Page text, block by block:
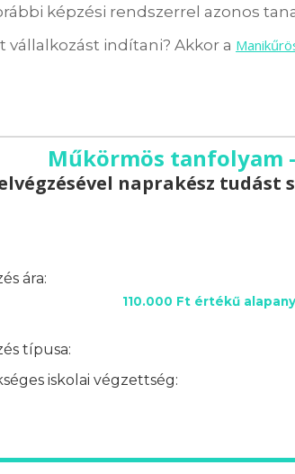
képzési rendszerrel azonos
vállalkozást indítani? Akkor a
Műkörmös tanfolyam -
naprakész tudást
ára:
110.000 Ft értékű
típusa:
iskolai végzettség: